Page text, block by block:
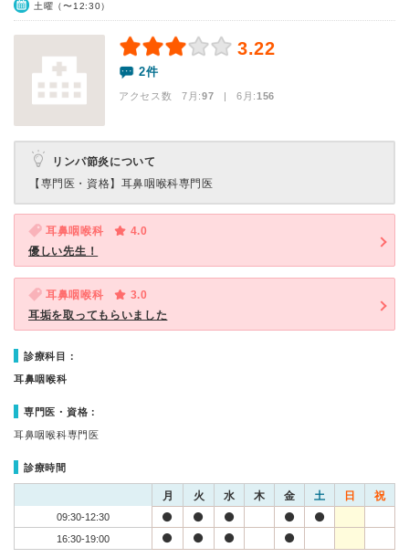
土曜（〜12:30）
3.22
2件
アクセス数 7月:97 | 6月:156
リンパ節炎について
【専門医・資格】 耳鼻咽喉科専門医
耳鼻咽喉科
4.0
優しい先生！
耳鼻咽喉科
3.0
耳垢を取ってもらいました
診療科目：
耳鼻咽喉科
専門医・資格：
耳鼻咽喉科専門医
診療時間
月 火 水 木 金 土 日 祝
09:30-12:30
16:30-19:00